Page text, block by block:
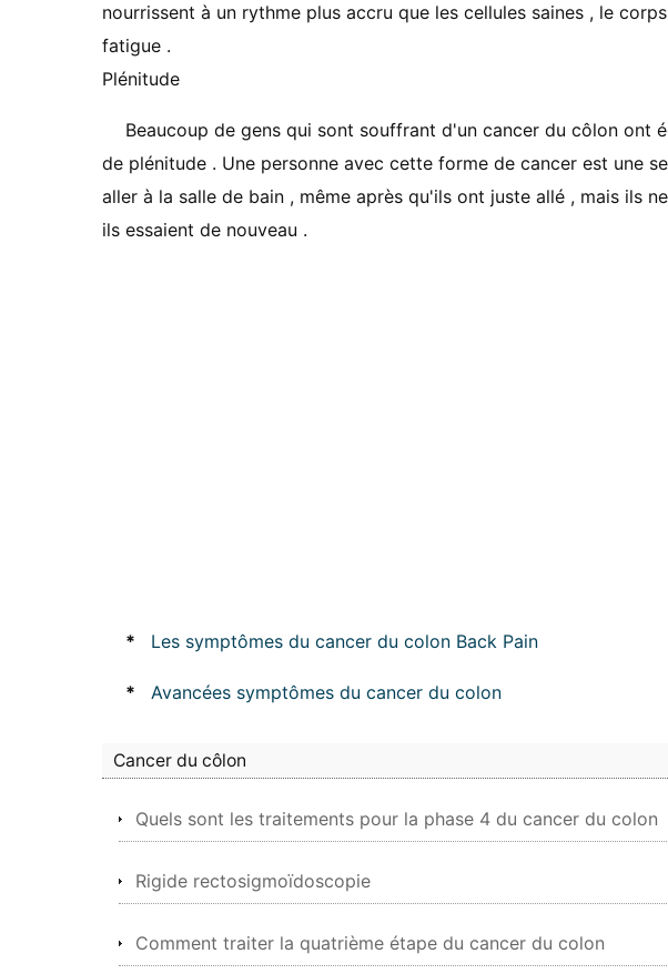
nourrissent à un rythme plus accru que les cellules saines , le
fatigue .
Plénitude
Beaucoup de gens qui sont souffrant d'un cancer du côlon ont
de plénitude . Une personne avec cette forme de cancer est une
aller à la salle de bain , même après qu'ils ont juste allé , mais ils
ils essaient de nouveau .
* Les symptômes du cancer du colon Back Pain
* Avancées symptômes du cancer du colon
Cancer du côlon
Quels sont les traitements pour la phase 4 du cancer du colon
Rigide rectosigmoïdoscopie
Comment traiter la quatrième étape du cancer du colon